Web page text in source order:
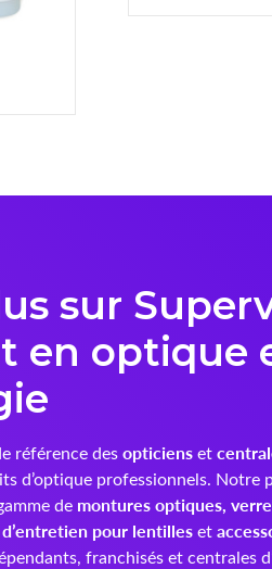
sur
en optique
référence desopticienset
d’optique professionnels. Notre
de montures optiques,
pour lentilleset
franchisés et centrales